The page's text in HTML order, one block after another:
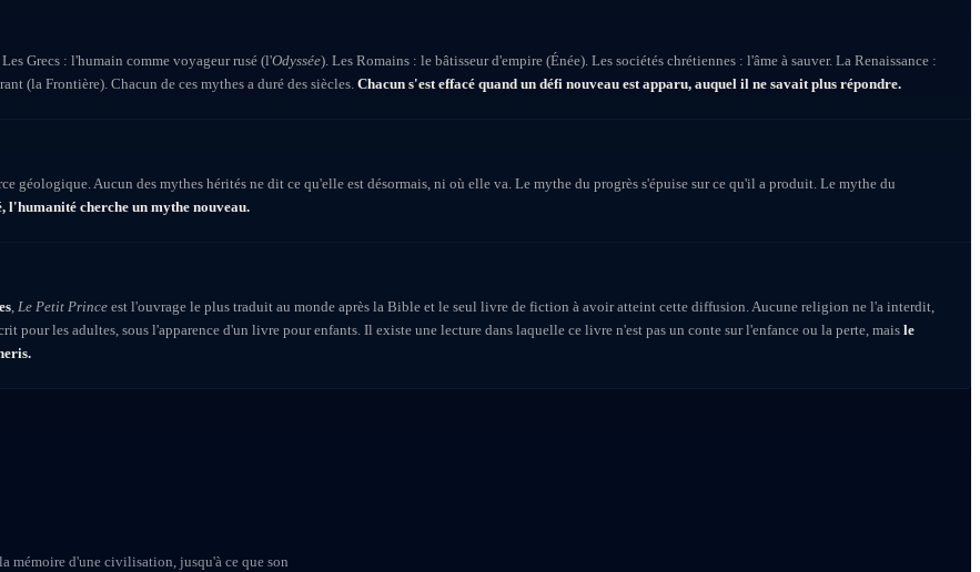
Les Grecs : l'humain comme voyageur rusé (l'Odyssée). Les Romains : le bâtisseur d'empire (Énée). Les sociétés chrétiennes : l'âme à sauver. La Renaissance :
(la Frontière). Chacun de ces mythes a duré des siècles. Chacun s'est effacé quand un défi nouveau est apparu, auquel il ne savait plus répondre.
géologique. Aucun des mythes hérités ne dit ce qu'elle est désormais, ni où elle va. Le mythe du progrès s'épuise sur ce qu'il a produit. Le mythe du
l'humanité cherche un mythe nouveau.
, Le Petit Prince est l'ouvrage le plus traduit au monde après la Bible et le seul livre de fiction à avoir atteint cette diffusion. Aucune religion ne l'a interdit,
pour les adultes, sous l'apparence d'un livre pour enfants. Il existe une lecture dans laquelle ce livre n'est pas un conte sur l'enfance ou la perte, mais le
mémoire d'une civilisation, jusqu'à ce que son